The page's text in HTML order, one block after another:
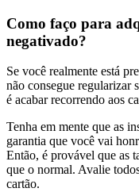
Como faço para
negativado?
Se você realmente está
não consegue regularizar
é acabar recorrendo aos
Tenha em mente que as
garantia que você vai
Então, é provável que as
que o normal. Avalie
cartão.